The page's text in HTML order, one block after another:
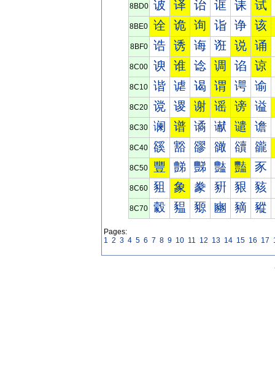
8BD0 诐 译 诒 诓 诔 试
8BE0 诠 诡 询 诣 诤 该
8BF0 诰 诱 诲 诳 说 诵
8C00 谀 谁 谂 调 谄 谅
8C10 谐 谑 谒 谓 谔 谕
8C20 谠 谡 谢 谣 谤 谥
8C30 谰 谱 谲 谳 谴 谵
8C40 豀 豁 豂 豃 豄 豅
8C50 豐 豑 豒 豓 豔 豕
8C60 豠 象 豢 豣 豤 豥
8C70 豰 豱 豲 豳 豴 豵
Pages:
1 2 3 4 5 6 7 8 9 10 11 12 13 14 15 16 17